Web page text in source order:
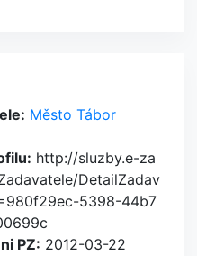
Město Tábor
http://sluzby.e-za
DetailZadav
5398-44b7
PZ: 2012-03-22